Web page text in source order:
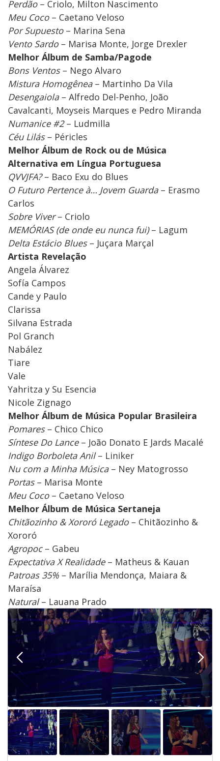
Perdão– Criolo, Milton Nascimento
Meu Coco– Caetano Veloso
Por Supuesto– Marina Sena
Vento Sardo– Marisa Monte, Jorge Drexler
Melhor Álbum de Samba/Pagode
Bons Ventos– Nego Alvaro
Mistura Homogênea– Martinho Da Vila
Desengaiola– Alfredo Del-Penho, João
Cavalcanti, Moyseis Marques e Pedro Miranda
Numanice #2– Ludmilla
Céu Lilás– Péricles
Melhor Álbum de Rock ou de Música
Alternativa em Língua Portuguesa
QVVJFA?– Baco Exu do Blues
O Futuro Pertence à… Jovem Guarda– Erasmo
Carlos
Sobre Viver– Criolo
MEMÓRIAS (de onde eu nunca fui)– Lagum
Delta Estácio Blues– Juçara Marçal
Artista Revelação
Angela Álvarez
Sofía Campos
Cande y Paulo
Clarissa
Silvana Estrada
Pol Granch
Nabález
Tiare
Vale
Yahritza y Su Esencia
Nicole Zignago
Melhor Álbum de Música Popular Brasileira
Pomares– Chico Chico
Síntese Do Lance– João Donato E Jards Macalé
Indigo Borboleta Anil– Liniker
Nu com a Minha Música– Ney Matogrosso
Portas– Marisa Monte
Meu Coco– Caetano Veloso
Melhor Álbum de Música Sertaneja
Chitãozinho & Xororó Legado– Chitãozinho &
Xororó
Agropoc– Gabeu
Expectativa X Realidade– Matheus & Kauan
Patroas 35%– Marília Mendonça, Maiara &
Maraísa
Natural– Lauana Prado